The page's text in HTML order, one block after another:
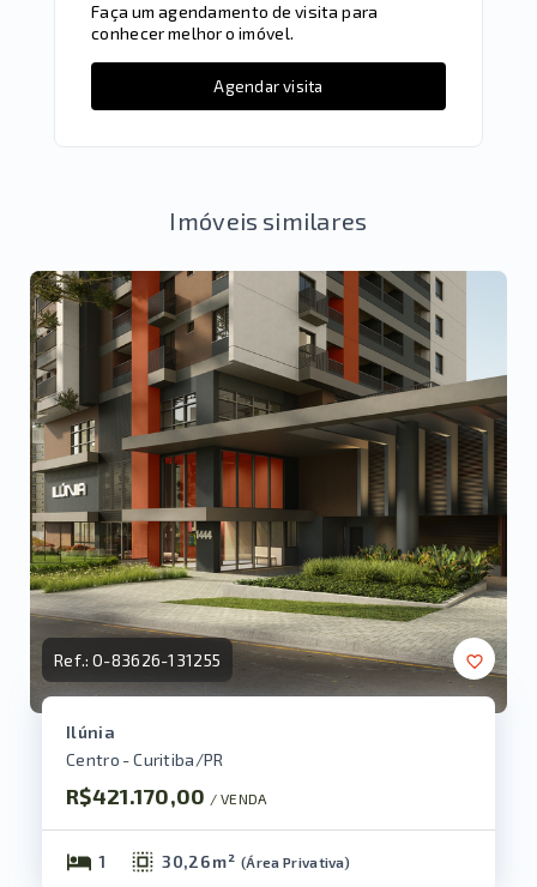
Faça um agendamento de visita para
conhecer melhor o imóvel.
Agendar visita
Imóveis similares
Ref.:O-83626-131255
Ilúnia
Centro - Curitiba/PR
R$421.170,00 / VENDA
1 30,26 m² (Área Privativa)